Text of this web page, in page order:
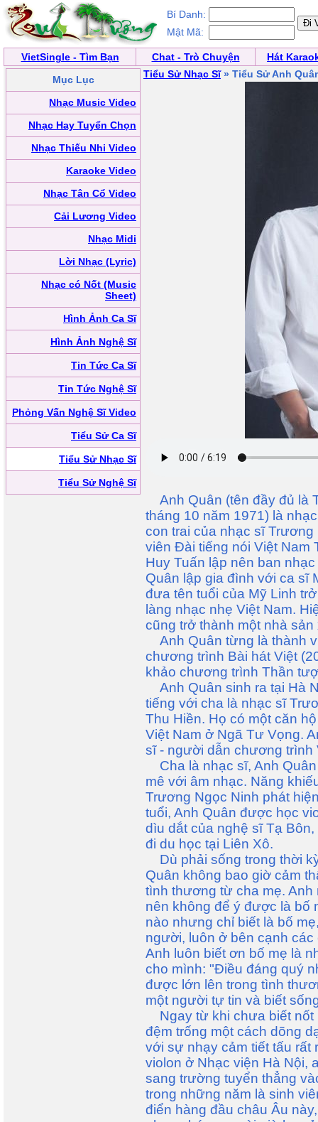
Bí Danh:
Mật Mã:
VietSingle - Tìm Bạn Chat - Trò Chuyện
Hát
Mục Lục
Nhạc Music Video
Nhạc Hay Tuyển Chọn
Nhạc Thiếu Nhi Video
Karaoke Video
Nhạc Tân Cổ Video
Cải Lương Video
Nhạc Midi
Lời Nhạc (Lyric)
Nhạc có Nốt (Music
Sheet)
Hình Ảnh Ca Sĩ
Hình Ảnh Nghệ Sĩ
Tin Tức Ca Sĩ
Tin Tức Nghệ Sĩ
Phỏng Vấn Nghệ Sĩ Video
Tiểu Sử Ca Sĩ
Tiểu Sử Nhạc Sĩ
Tiểu Sử Nghệ Sĩ
Tiểu Sử Nhạc Sĩ» Tiểu Sử Anh
Anh Quân (tên đầy đủ là
tháng 10 năm 1971) là
con trai của nhạc sĩ
viên Đài tiếng nói Việt Nam
Huy Tuấn lập nên ban
Quân lập gia đình với ca sĩ
đưa tên tuổi của Mỹ Linh
làng nhạc nhẹ Việt Nam.
cũng trở thành một nhà
Anh Quân từng là thành
chương trình Bài hát Việt
khảo chương trình Thần
Anh Quân sinh ra tại Hà
tiếng với cha là nhạc sĩ
Thu Hiền. Họ có một căn
Việt Nam ở Ngã Tư Vọng.
sĩ - người dẫn chương trình
Cha là nhạc sĩ, Anh
mê với âm nhạc. Năng
Trương Ngọc Ninh phát
tuổi, Anh Quân được học
dìu dắt của nghệ sĩ Tạ
đi du học tại Liên Xô.
Dù phải sống trong thời
Quân không bao giờ cảm
tình thương từ cha mẹ.
nên không để ý được là bố
nào nhưng chỉ biết là bố
người, luôn ở bên cạnh
Anh luôn biết ơn bố mẹ là
cho mình: "Điều đáng quý
được lớn lên trong tình
một người tự tin và biết
Ngay từ khi chưa biết nốt
đệm trống một cách dõng
với sự nhạy cảm tiết tấu rất
violon ở Nhạc viện Hà Nội,
sang trường tuyển thẳng
trong những năm là sinh
điển hàng đầu châu Âu